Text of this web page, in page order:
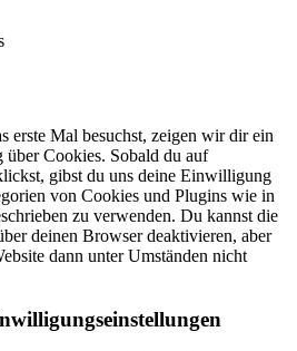
erste Mal besuchst, zeigen wir dir ein
Cookies. Sobald du auf
gibst du uns deine Einwilligung
von Cookies und Plugins wie in
zu verwenden. Du kannst die
deinen Browser deaktivieren, aber
dann unter Umständen nicht